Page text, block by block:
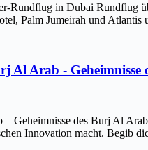
Rundflug in Dubai Rundflug
Palm Jumeirah und Atlantis
Al Arab -
Geheimnisse des Burj Al
Innovation macht. Begib